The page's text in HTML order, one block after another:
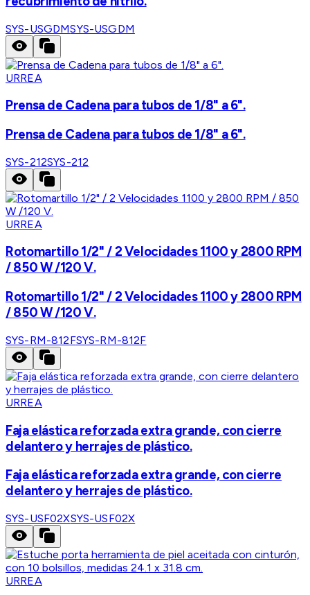
SYS-USGDMSYS-USGDM
URREA
Prensa de Cadena para tubos de 1/8" a 6".
Prensa de Cadena para tubos de 1/8" a 6".
SYS-212SYS-212
URREA
Rotomartillo 1/2" / 2 Velocidades 1100 y 2800 RPM
/ 850 W /120 V.
Rotomartillo 1/2" / 2 Velocidades 1100 y 2800 RPM
/ 850 W /120 V.
SYS-RM-812FSYS-RM-812F
URREA
Faja elástica reforzada extra grande, con cierre
delantero y herrajes de plástico.
Faja elástica reforzada extra grande, con cierre
delantero y herrajes de plástico.
SYS-USF02XSYS-USF02X
URREA